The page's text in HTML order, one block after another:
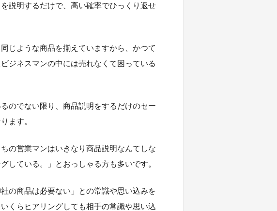
説明するだけで、高い確率でひっくり返せ
じような商品を揃えていますから、かつて
ジネスマンの中には売れなくて困っている
のでない限り、商品説明をするだけのセー
ます。
の営業マンはいきなり商品説明なんてしな
している。」とおっしゃる方も多いです。
の商品は必要ない」との常識や思い込みを
くらヒアリングしても相手の常識や思い込